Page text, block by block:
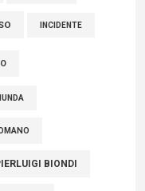
INCIDENTE
BIONDI